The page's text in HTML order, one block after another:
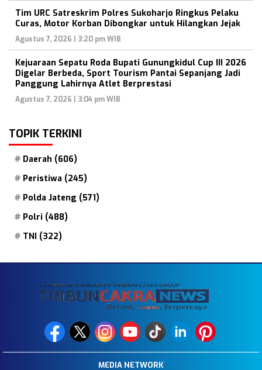
Tim URC Satreskrim Polres Sukoharjo Ringkus Pelaku
Curas, Motor Korban Dibongkar untuk Hilangkan Jejak
Agustus 7, 2026 | 3:20 pm WIB
Kejuaraan Sepatu Roda Bupati Gunungkidul Cup III 2026
Digelar Berbeda, Sport Tourism Pantai Sepanjang Jadi
Panggung Lahirnya Atlet Berprestasi
Agustus 7, 2026 | 3:04 pm WIB
TOPIK TERKINI
Daerah (606)
Peristiwa (245)
Polda Jateng (571)
Polri (488)
TNI (322)
MEDIA NETWORK